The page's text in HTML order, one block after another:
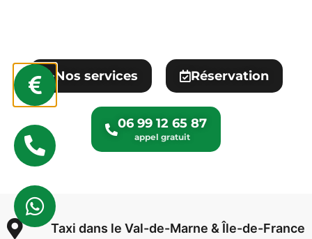
Nos services Réservation
06 99 12 65 87
Taxi dans le Val-de-Marne & Île-de-France